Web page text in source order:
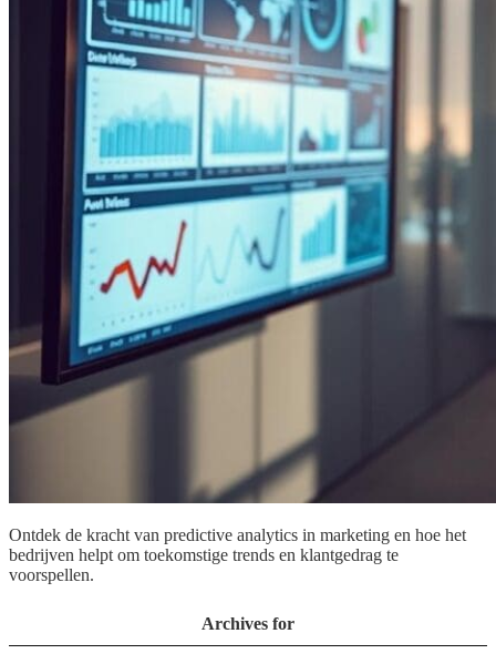
Ontdek de kracht van predictive analytics in marketing en hoe het
bedrijven helpt om toekomstige trends en klantgedrag te
voorspellen.
Archives for